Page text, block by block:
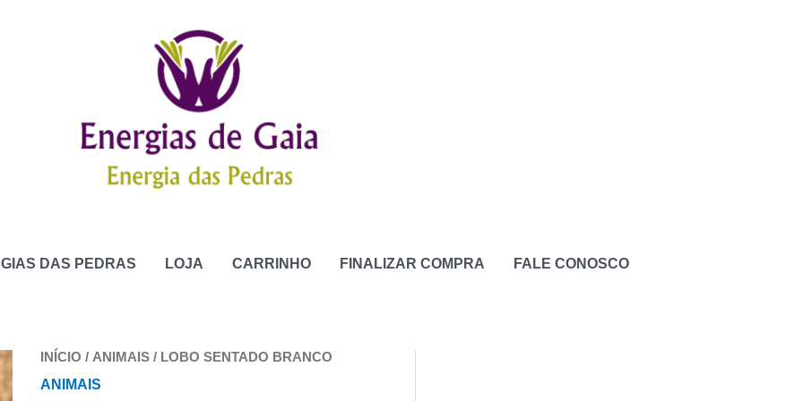
DAS PEDRAS LOJA CARRINHO FINALIZAR COMPRA FALE CONOSCO
INÍCIO / ANIMAIS/ LOBO SENTADO BRANCO
ANIMAIS